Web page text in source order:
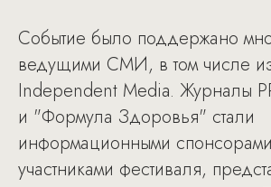
Событие было поддержано
ведущими СМИ, в том числе
Independent Media. Журналы
и "Формула Здоровья" стали
информационными
участниками фестиваля,